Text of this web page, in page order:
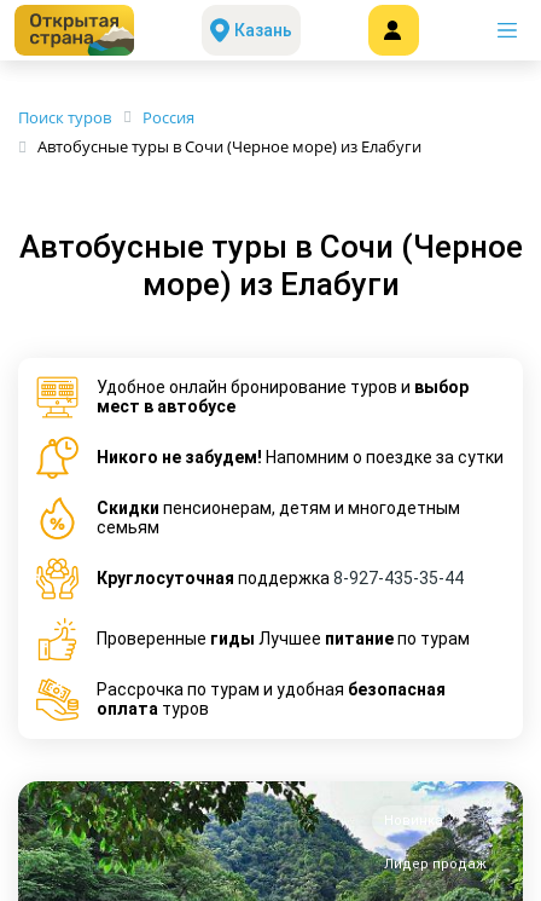
Казань
Поиск туров
Россия
Автобусные туры в Сочи (Черное море) из Елабуги
Автобусные туры в Сочи (Черное
море) из Елабуги
Удобное онлайн бронирование туров и выбор
мест в автобусе
Никого не забудем! Напомним о поездке за сутки
Cкидки пенсионерам, детям и многодетным
семьям
Круглосуточная поддержка 8-927-435-35-44
Проверенные гиды Лучшее питаниепо турам
Рассрочка по турам и удобная безопасная
оплата туров
Новинка
Лидер продаж